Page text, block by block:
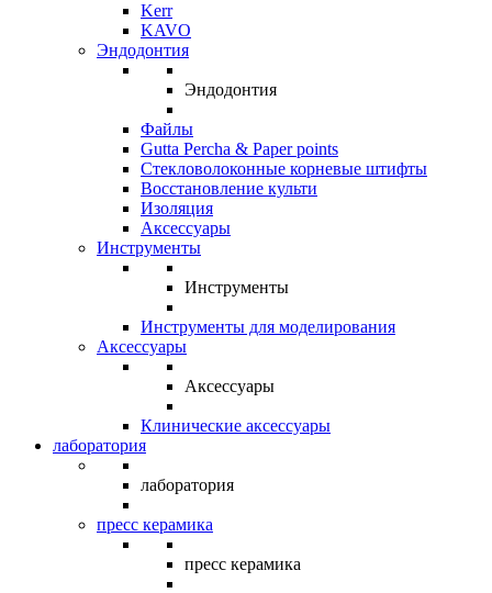
Kerr
KAVO
Эндодонтия
Эндодонтия
Файлы
Gutta Percha & Paper points
Стекловолоконные корневые штифты
Восстановление культи
Изоляция
Аксессуары
Инструменты
Инструменты
Инструменты для моделирования
Аксессуары
Аксессуары
Клинические аксессуары
лаборатория
лаборатория
пресс керамика
пресс керамика